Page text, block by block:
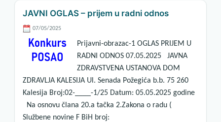
JAVNI OGLAS – prijem u radni odnos
07/05/2025
Prijavni-obrazac-1 OGLAS PRIJEM U
RADNI ODNOS 07.05.2025 JAVNA
ZDRAVSTVENA USTANOVA DOM
ZDRAVLJA KALESIJA Ul. Senada Požegića b.b. 75 260
Kalesija Broj:02-____-1/25 Datum: 05.05.2025 godine
Na osnovu člana 20.a tačka 2.Zakona o radu (
Službene novine F BiH broj: